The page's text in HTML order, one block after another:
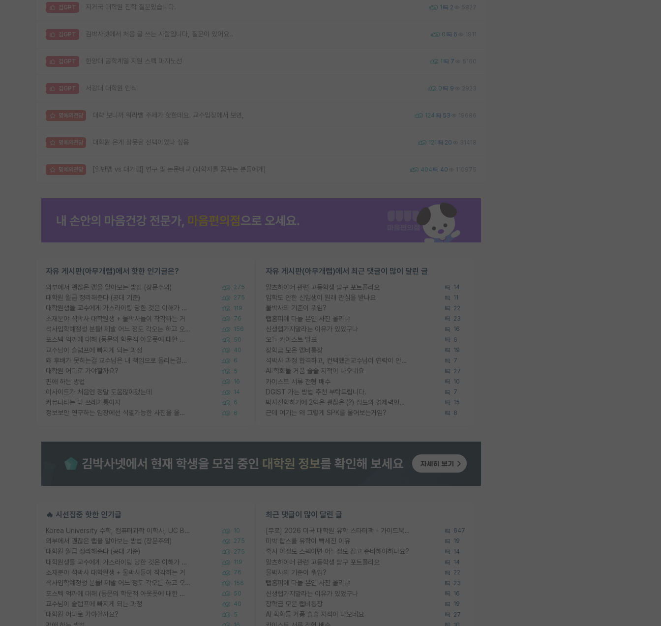
김GPT 지거국 대학원 진학 질문있습니다. 1 2 5827
김GPT 김박사넷에서 처음 글 쓰는 사람입니다, 질문이 있어요.. 0 6 1911
김GPT 한양대 공학계열 지원 스펙 마지노선 1 7 5160
김GPT 서강대 대학원 인식 0 9 2923
명예의전당 대략 보니까 워라밸 주제가 핫한데요. 교수입장에서 보면, 124 53 19686
명예의전당 대학원 온게 잘못된 선택이었나 싶음 121 20 31418
명예의전당 [일반랩 vs 대가랩] 연구 및 논문비교 (과학자를 꿈꾸는 분들에게) 404 40 110975
자유 게시판(아무개랩)에서 핫한 인기글은?
외부에서 괜찮은 랩을 알아보는 방법 (장문주의) 275
대학원 월급 정리해준다 (공대 기준) 275
대학원생들 교수에게 가스라이팅 당한 것은 이해가 갑니다. 안타깝네요. 119
소재분야 석박사 대학원생 + 물박사들이 착각하는 거 76
석사입학예정생 분들! 제발 어느 정도 각오는 하고 오세요. 156
포스텍 억까에 대해 (동문의 학문적 아웃풋에 대한 반박) 50
교수님이 슬럼프에 빠지게 되는 과정 40
왜 후배가 못하는걸 교수님은 내 책임으로 돌리는걸까요? 6
대학원 어디로 가야할까요? 5
편애 하는 방법 16
이사이트가 처음엔 정말 도움많이됐는데 14
커뮤니티는 다 쓰레기통이지 6
정보보안 연구하는 입장에선 식별가능한 사진을 올리는건 비추이긴함 6
자유 게시판(아무개랩)에서 최근 댓글이 많이 달린 글
알츠하이머 관련 고등학생 탐구 포트폴리오 14
입학도 안한 신입생이 원래 관심을 받나요 11
물박사의 기준이 뭐임? 22
랩홈피에 다들 본인 사진 올리냐 23
신생랩가지말라는 이유가 있었구나 16
오늘 카이스트 발표 6
장학금 모은 랩비통장 19
석박사 과정 합격하고, 컨택했던교수님이 연락이 안됩니다... 7
AI 학회들 거품 슬슬 지적이 나오네요 27
카이스트 서류 전형 배수 10
DGIST 가는 방법 추천 부탁드립니다. 7
박사진학하기에 2억은 괜찮은 (?) 정도의 경제력인가요 15
근데 여기는 왜 그렇게 SPK를 물어보는거임? 8
🔥 시선집중 핫한 인기글
Korea University 수학, 컴퓨터과학 이학사, UC Berkeley 산업공학 대학원 공학박사가 되는 것은 쉽지 않겠죠? 10
외부에서 괜찮은 랩을 알아보는 방법 (장문주의) 275
대학원 월급 정리해준다 (공대 기준) 275
대학원생들 교수에게 가스라이팅 당한 것은 이해가 갑니다. 안타깝네요. 119
소재분야 석박사 대학원생 + 물박사들이 착각하는 거 76
석사입학예정생 분들! 제발 어느 정도 각오는 하고 오세요. 156
포스텍 억까에 대해 (동문의 학문적 아웃풋에 대한 반박) 50
교수님이 슬럼프에 빠지게 되는 과정 40
대학원 어디로 가야할까요? 5
최근 댓글이 많이 달린 글
[무료] 2026 미국 대학원 유학 스타터팩 - 가이드북 & 합격자 컨택메일 템플릿 647
미박 탑스쿨 유학이 빡세진 이유 19
혹시 이정도 스펙이면 어느정도 잡고 준비해야하나요? 14
알츠하이머 관련 고등학생 탐구 포트폴리오 14
물박사의 기준이 뭐임? 22
랩홈피에 다들 본인 사진 올리냐 23
신생랩가지말라는 이유가 있었구나 16
장학금 모은 랩비통장 19
AI 학회들 거품 슬슬 지적이 나오네요 27